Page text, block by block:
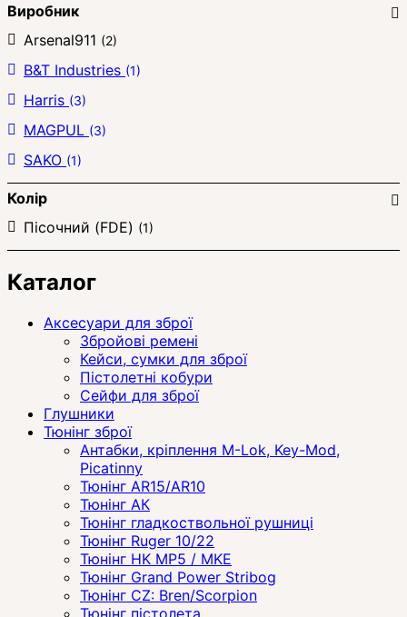
Виробник
Arsenal911 (2)
B&T Industries (1)
Harris (3)
MAGPUL (3)
SAKO (1)
Колір
Пісочний (FDE) (1)
Каталог
Аксесуари для зброї
Збройові ремені
Кейси, сумки для зброї
Пістолетні кобури
Сейфи для зброї
Глушники
Тюнінг зброї
Антабки, кріплення M-Lok, Key-Mod,
Picatinny
Тюнінг AR15/AR10
Тюнінг АК
Тюнінг гладкоствольної рушниці
Тюнінг Ruger 10/22
Тюнінг HK MP5 / MKE
Тюнінг Grand Power Stribog
Тюнінг CZ: Bren/Scorpion